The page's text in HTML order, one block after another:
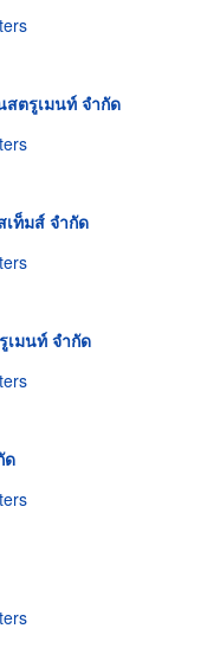
สตรูเมนท์ จำกัด
ท็มส์ จำกัด
เมนท์ จำกัด
ด